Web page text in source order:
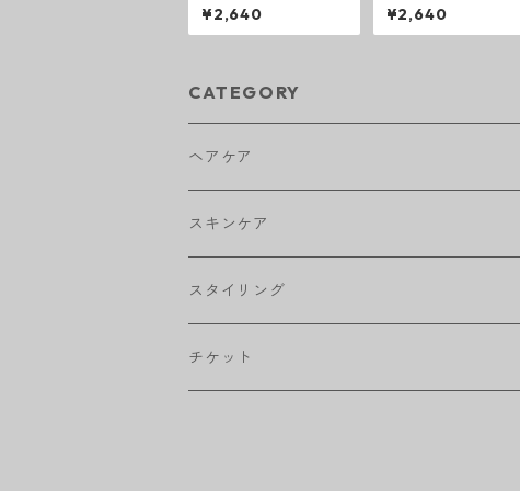
ァイバーム
¥2,640
レイマン ファイバー
ム
¥2,640
CATEGORY
ヘアケア
アウトバストリートメント
シャンプー
トリートメント
スキンケア
スタイリング
ワックス
チケット